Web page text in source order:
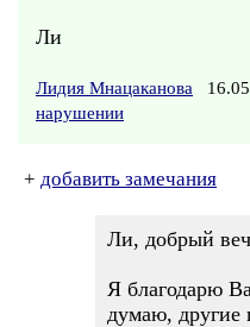
Ли
Лидия Мнацаканова
нарушении
+ добавить замечания
Ли, добрый
Я благодарю
думаю, другие